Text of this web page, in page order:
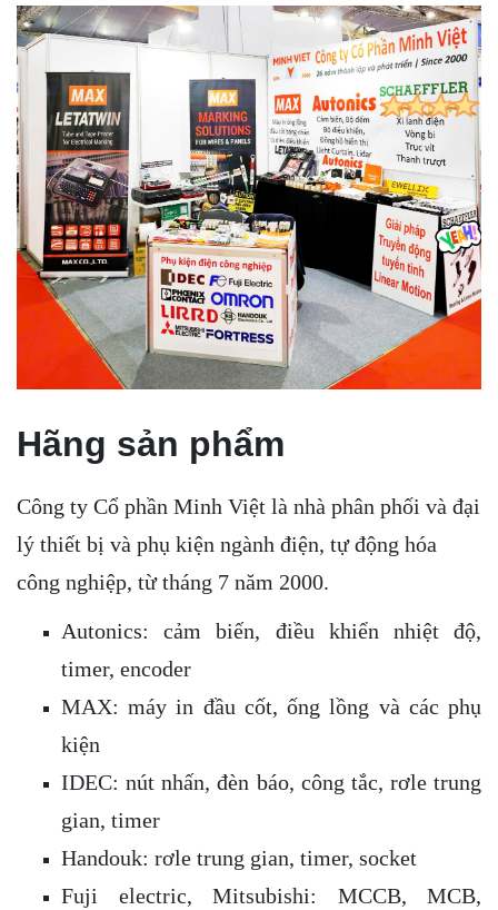
Hãng sản phẩm
Công ty Cổ phần Minh Việt là nhà phân phối và đại
lý thiết bị và phụ kiện ngành điện, tự động hóa
công nghiệp, từ tháng 7 năm 2000.
Autonics: cảm biến, điều khiển nhiệt độ,
timer, encoder
MAX: máy in đầu cốt, ống lồng và các phụ
kiện
IDEC: nút nhấn, đèn báo, công tắc, rơle trung
gian, timer
Handouk: rơle trung gian, timer, socket
Fuji electric, Mitsubishi: MCCB, MCB,